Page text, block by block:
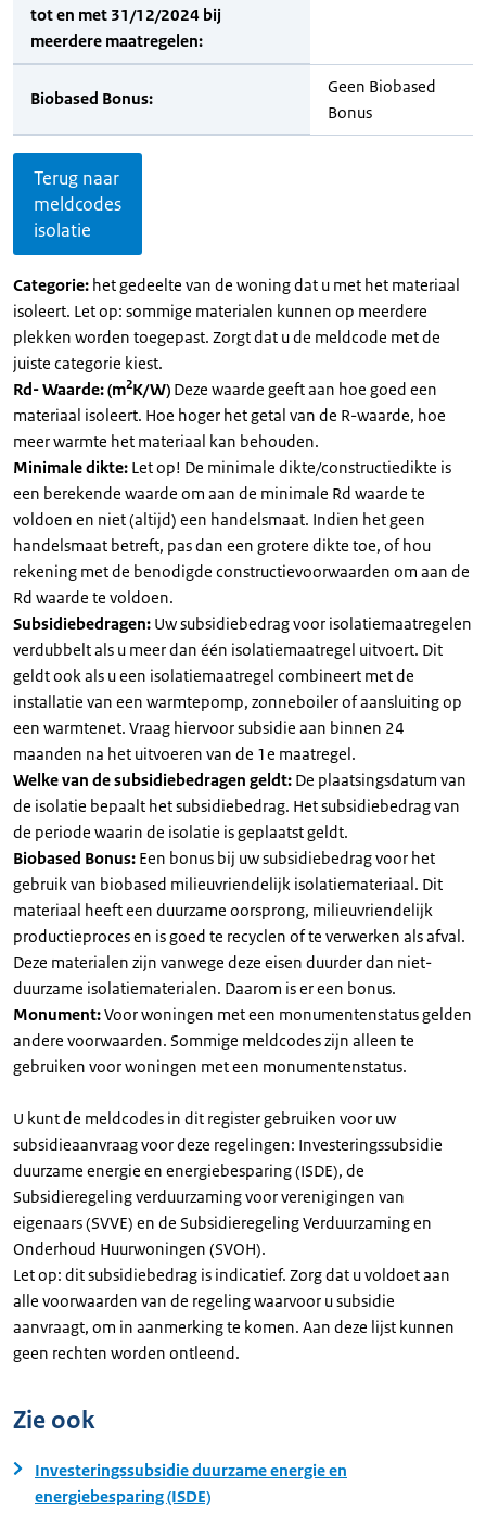
tot en met 31/12/2024 bij
meerdere maatregelen:
Biobased Bonus:
Geen Biobased
Bonus
Terug naar
meldcodes
isolatie
Categorie: het gedeelte van de woning dat u met het materiaal
isoleert. Let op: sommige materialen kunnen op meerdere
plekken worden toegepast. Zorgt dat u de meldcode met de
juiste categorie kiest.
Rd- Waarde: (m2K/W) Deze waarde geeft aan hoe goed een
materiaal isoleert. Hoe hoger het getal van de R-waarde, hoe
meer warmte het materiaal kan behouden.
Minimale dikte: Let op! De minimale dikte/constructiedikte is
een berekende waarde om aan de minimale Rd waarde te
voldoen en niet (altijd) een handelsmaat. Indien het geen
handelsmaat betreft, pas dan een grotere dikte toe, of hou
rekening met de benodigde constructievoorwaarden om aan de
Rd waarde te voldoen.
Subsidiebedragen: Uw subsidiebedrag voor isolatiemaatregelen
verdubbelt als u meer dan één isolatiemaatregel uitvoert. Dit
geldt ook als u een isolatiemaatregel combineert met de
installatie van een warmtepomp, zonneboiler of aansluiting op
een warmtenet. Vraag hiervoor subsidie aan binnen 24
maanden na het uitvoeren van de 1e maatregel.
Welke van de subsidiebedragen geldt: De plaatsingsdatum van
de isolatie bepaalt het subsidiebedrag. Het subsidiebedrag van
de periode waarin de isolatie is geplaatst geldt.
Biobased Bonus: Een bonus bij uw subsidiebedrag voor het
gebruik van biobased milieuvriendelijk isolatiemateriaal. Dit
materiaal heeft een duurzame oorsprong, milieuvriendelijk
productieproces en is goed te recyclen of te verwerken als afval.
Deze materialen zijn vanwege deze eisen duurder dan niet-
duurzame isolatiematerialen. Daarom is er een bonus.
Monument:Voor woningen met een monumentenstatus gelden
andere voorwaarden. Sommige meldcodes zijn alleen te
gebruiken voor woningen met een monumentenstatus.
U kunt de meldcodes in dit register gebruiken voor uw
subsidieaanvraag voor deze regelingen: Investeringssubsidie
duurzame energie en energiebesparing (ISDE), de
Subsidieregeling verduurzaming voor verenigingen van
eigenaars (SVVE) en de Subsidieregeling Verduurzaming en
Onderhoud Huurwoningen (SVOH).
Let op: dit subsidiebedrag is indicatief. Zorg dat u voldoet aan
alle voorwaarden van de regeling waarvoor u subsidie
aanvraagt, om in aanmerking te komen. Aan deze lijst kunnen
geen rechten worden ontleend.
Zie ook
Investeringssubsidie duurzame energie en
energiebesparing (ISDE)